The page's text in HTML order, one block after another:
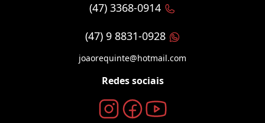
(47) 3368-0914
(47) 9 8831-0928
joaorequinte@hotmail.com
Redes sociais